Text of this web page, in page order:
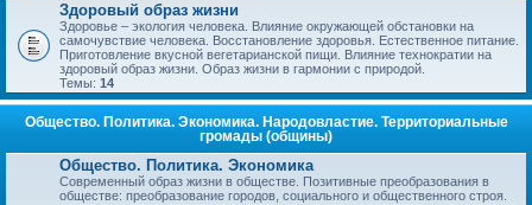
Здоровый образ жизни
Здоровье – экология человека. Влияние окружающей обстановки на
самочувствие человека. Восстановление здоровья. Естественное питание.
Приготовление вкусной вегетарианской пищи. Влияние технократии на
здоровый образ жизни. Образ жизни в гармонии с природой.
Темы: 14
Общество. Политика. Экономика. Народовластие. Территориальные
громады (общины)
Общество. Политика. Экономика
Современный образ жизни в обществе. Позитивные преобразования в
обществе: преобразование городов, социального и общественного строя.